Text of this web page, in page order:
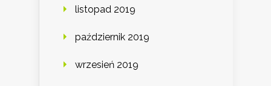
listopad 2019
październik 2019
wrzesień 2019